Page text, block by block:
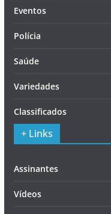
Eventos
Polícia
Saúde
Variedades
Classificados
+ Links
Assinantes
Vídeos